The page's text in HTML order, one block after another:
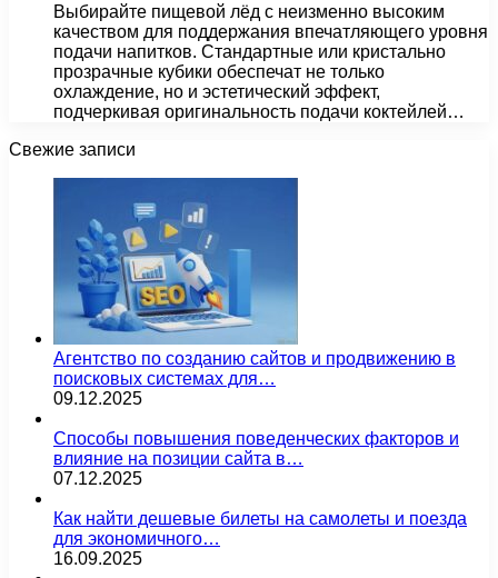
Выбирайте пищевой лёд с неизменно высоким
качеством для поддержания впечатляющего уровня
подачи напитков. Стандартные или кристально
прозрачные кубики обеспечат не только
охлаждение, но и эстетический эффект,
подчеркивая оригинальность подачи коктейлей…
Свежие записи
Агентство по созданию сайтов и продвижению в
поисковых системах для…
09.12.2025
Способы повышения поведенческих факторов и
влияние на позиции сайта в…
07.12.2025
Как найти дешевые билеты на самолеты и поезда
для экономичного…
16.09.2025